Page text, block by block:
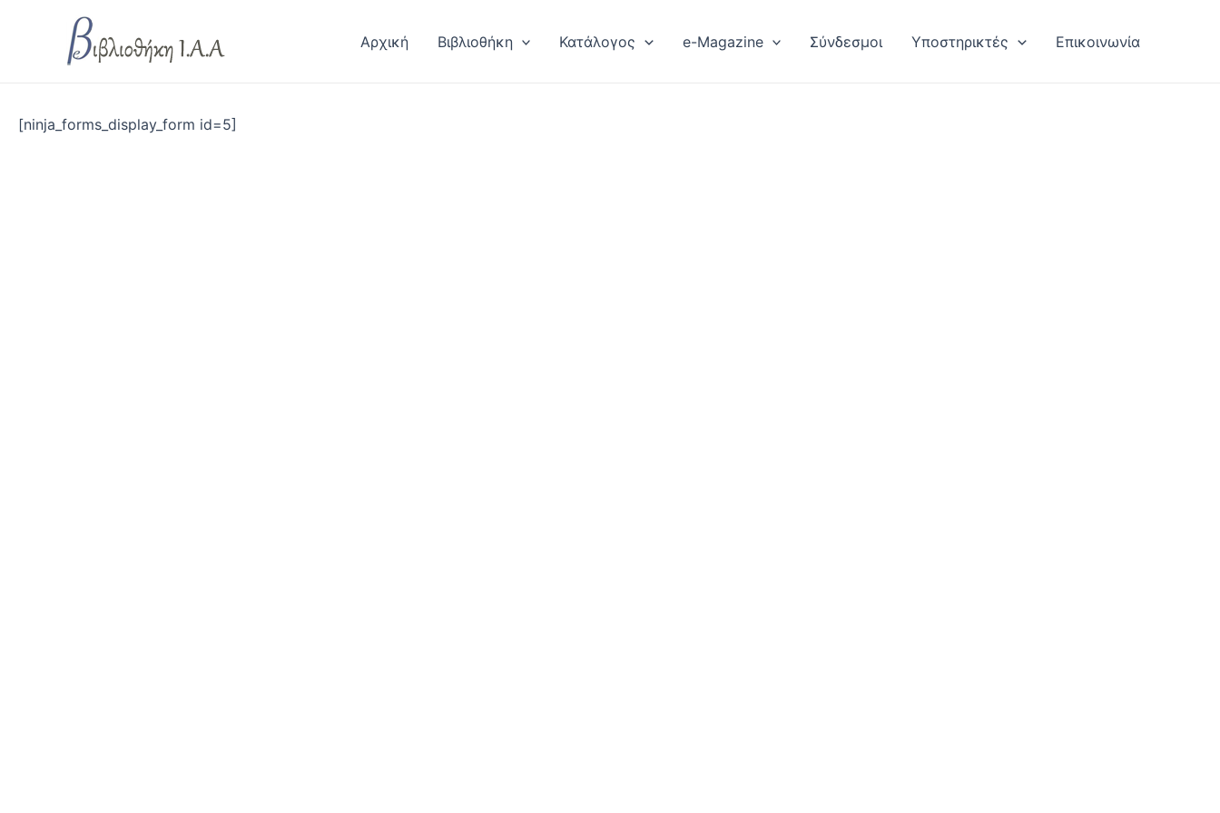
Αρχική Βιβλιοθήκη Κατάλογος e-Magazine Σύνδεσμοι Υποστηρικτές Επικοινωνία
[ninja_forms_display_form id=5]